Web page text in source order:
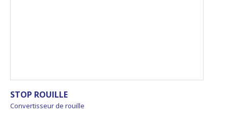
STOP ROUILLE
Convertisseur de rouille